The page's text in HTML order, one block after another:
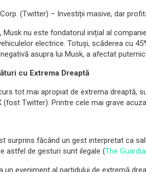
(Twitter) – Investiții masive, dar
nu este fondatorul inițial al
electrice. Totuși, scăderea cu
asupra lui Musk, a afectat
cu Extrema Dreaptă
tot mai apropiat de extrema dreaptă,
Twitter). Printre cele mai grave
surprins făcând un gest interpretat ca
astfel de gesturi sunt ilegale (The
un eveniment al partidului de extremă